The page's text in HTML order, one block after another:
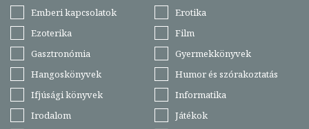
Emberi kapcsolatok
Erotika
Ezoterika
Film
Gasztronómia
Gyermekkönyvek
Hangoskönyvek
Humor és szórakoztatás
Ifjúsági könyvek
Informatika
Irodalom
Játékok